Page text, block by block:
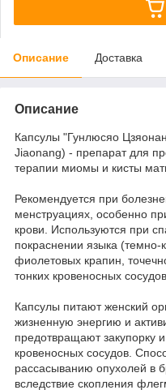
Описание Доставка
Описание
Капсулы "Гунлюсяо
Jiaonang) - препарат для
терапии миомы и кисты
Рекомендуется при
менструациях, особенно
крови. Используются при
покраснении языка
фиолетовых крапин,
тонких кровеносных сосудов.
Капсулы питают женский
жизненную энергию и
предотвращают закупорку
кровеносных сосудов.
рассасыванию опухолей в
вследствие скопления